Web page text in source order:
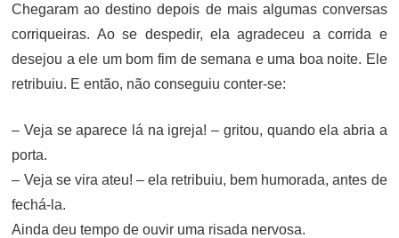
Chegaram ao destino depois de mais algumas conversas
corriqueiras. Ao se despedir, ela agradeceu a corrida e
desejou a ele um bom fim de semana e uma boa noite. Ele
retribuiu. E então, não conseguiu conter-se:
– Veja se aparece lá na igreja! – gritou, quando ela abria a
porta.
– Veja se vira ateu! – ela retribuiu, bem humorada, antes de
fechá-la.
Ainda deu tempo de ouvir uma risada nervosa.